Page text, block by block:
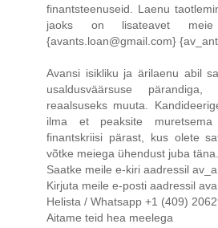
finantsteenuseid. Laenu
jaoks on lisateavet meie
{avants.loan@gmail.com}
Avansi isikliku ja ärilaenu abil
usaldusväärsuse
reaalsuseks muuta.
ilma et peaksite
finantskriisi pärast, kus olete
võtke meiega ühendust juba
Saatke meile e-kiri aadressil
Kirjuta meile e-posti aadressil
Helista / Whatsapp +1 (409)
Aitame teid hea meelega